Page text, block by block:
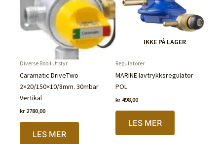
IKKE PÅ LAGER
Diverse Bobil Utstyr
Caramatic DriveTwo
2×20/150×10/8mm. 30mbar
Vertikal
kr2780,00
LES MER
IKKE PÅ LAGER
Regulatorer
MARINE lavtrykksregulator
POL
kr498,00
LES MER